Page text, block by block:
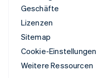
Geschäfte
Lizenzen
Sitemap
Cookie-Einstellungen
Weitere Ressourcen